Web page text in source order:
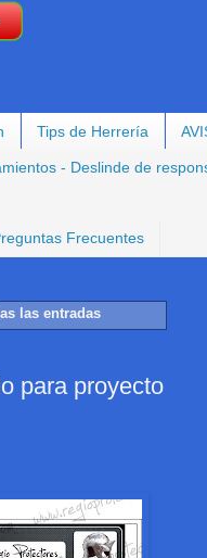
Tips de Herrería
- Deslinde de
Frecuentes
las entradas
para proyecto